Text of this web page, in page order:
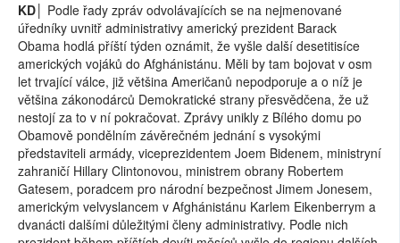
KD│
Podle řady zpráv odvolávajících se na nejmenované
úředníky uvnitř administrativy americký prezident Barack
Obama hodlá příští týden oznámit, že vyšle další desetitisíce
amerických vojáků do Afghánistánu. Měli by tam bojovat v osm
let trvající válce, již většina Američanů nepodporuje a o níž je
většina zákonodárců Demokratické strany přesvědčena, že už
nestojí za to v ní pokračovat. Zprávy unikly z Bílého domu po
Obamově pondělním závěrečném jednání s vysokými
představiteli armády, viceprezidentem Joem Bidenem, ministryní
zahraničí Hillary Clintonovou, ministrem obrany Robertem
Gatesem, poradcem pro národní bezpečnost Jimem Jonesem,
americkým velvyslancem v Afghánistánu Karlem Eikenberrym a
dvanácti dalšími důležitými členy administrativy. Podle nich